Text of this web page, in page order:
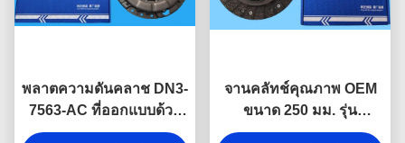
พลาตความดันคลาช DN3-
7563-AC ที่ออกแบบด้วย
ความแม่นยําสําหรับ JMC
จานคลัทช์คุณภาพ OEM
ขนาด 250 มม. รุ่น
Premium EP1-7550-AB